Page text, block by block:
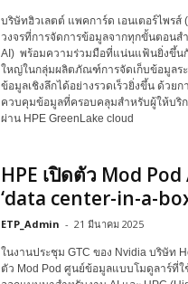
บริษัทฮิวเลตต์ แพคการ์ด เอนเตอร์ไพร
วงจรที่การจัดการข้อมูลจากทุกขั้นตอนส
AI) พร้อมความร่วมมือที่แน่นแฟ้นยิ่งขึ้นกั
ใหญ่ในกลุ่มผลิตภัณฑ์การจัดเก็บข้อมูลร
ข้อมูลเชิงลึกได้อย่างรวดเร็วยิ่งขึ้น ด้วย
ควบคุมข้อมูลที่ครอบคลุมสำหรับผู้ให้บริ
ผ่าน HPE GreenLake cloud
HPE เปิดตัว Mod
‘data center-in-a-
ETP_Admin - 21 มีนาคม 2025
ในงานประชุม GTC ของ Nvidia บริษัท
ตัว Mod Pod ศูนย์ข้อมูลแบบโมดูลาร์ที่